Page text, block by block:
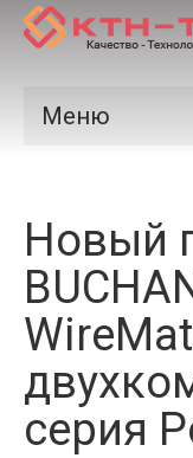
Меню
Производители
Рынки
Сертификаты
Новости
Контакты
Новый
серия